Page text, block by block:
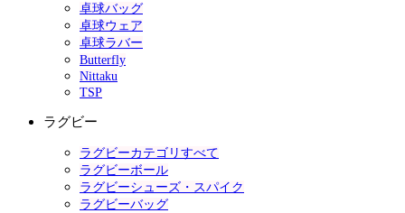
卓球バッグ
卓球ウェア
卓球ラバー
Butterfly
Nittaku
TSP
ラグビー
ラグビーカテゴリすべて
ラグビーボール
ラグビーシューズ・スパイク
ラグビーバッグ